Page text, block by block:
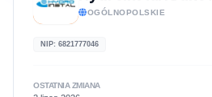
OGÓLNOPOLSKIE
NIP: 6821777046
OSTATNIA ZMIANA